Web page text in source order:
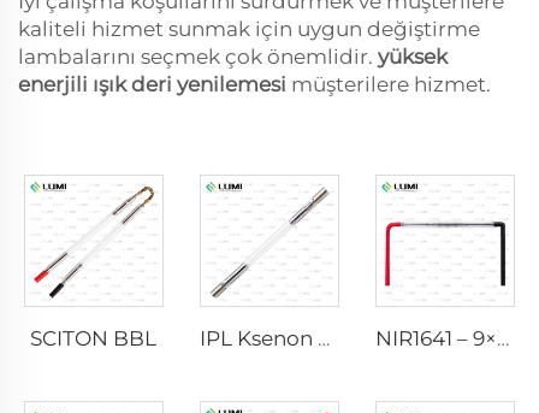
kaliteli hizmet sunmak için uygun değiştirme
lambalarını seçmek çok önemlidir. yüksek
enerjili ışık deri yenilemesi müşterilere hizmet.
SCITON BBL IPL Ksenon Lamba P1640 – 7×47×110 mm NIR1641 – 9×45×110 mm